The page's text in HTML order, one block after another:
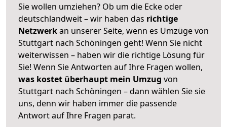
Sie wollen umziehen? Ob um die Ecke oder
deutschlandweit – wir haben das richtige
Netzwerkan unserer Seite, wenn es Umzüge von
Stuttgart nach Schöningen geht! Wenn Sie nicht
weiterwissen – haben wir die richtige Lösung für
Sie! Wenn Sie Antworten auf Ihre Fragen wollen,
was kostet überhaupt mein Umzug von
Stuttgart nach Schöningen – dann wählen Sie sie
uns, denn wir haben immer die passende
Antwort auf Ihre Fragen parat.